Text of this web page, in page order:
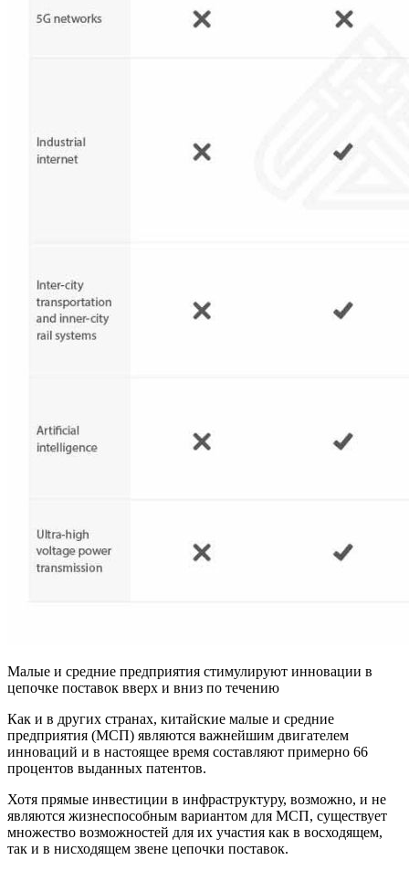
Малые и средние предприятия стимулируют инновации в
цепочке поставок вверх и вниз по течению
Как и в других странах, китайские малые и средние
предприятия (МСП) являются важнейшим двигателем
инноваций и в настоящее время составляют примерно 66
процентов выданных патентов.
Хотя прямые инвестиции в инфраструктуру, возможно, и не
являются жизнеспособным вариантом для МСП, существует
множество возможностей для их участия как в восходящем,
так и в нисходящем звене цепочки поставок.